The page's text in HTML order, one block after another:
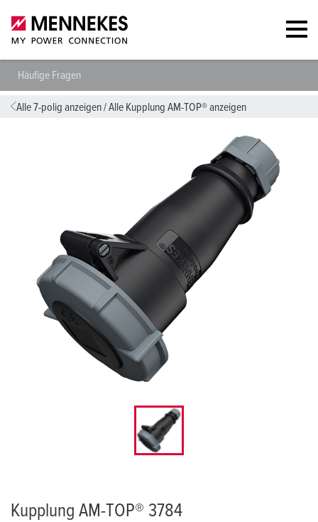
Häufige Fragen
Alle 7-polig anzeigen/Alle Kupplung AM-TOP® anzeigen
Kupplung AM-TOP® 3784